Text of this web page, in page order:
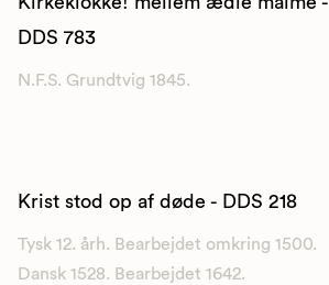
DDS 783
N.F.S. Grundtvig 1845.
Krist stod op af døde - DDS 218
Tysk 12. årh. Bearbejdet omkring 1500.
Dansk 1528. Bearbejdet 1642.